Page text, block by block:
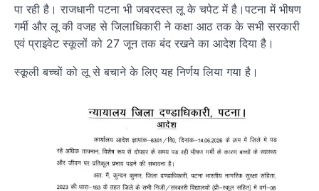
पा रही है। राजधानी पटना भी जबरदस्त लू के चपेट में है।पटना में भीषण
गर्मी और लू की वजह से जिलाधिकारी ने कक्षा आठ तक के सभी सरकारी
एवं प्राइवेट स्कूलों को 27 जून तक बंद रखने का आदेश दिया है।
स्कूली बच्चों को लू से बचाने के लिए यह निर्णय लिया गया है।